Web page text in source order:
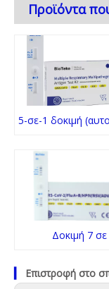
Προϊόντα
5-σε-1 δοκιμή
Δοκιμή 7 σε
Επιστροφή στο